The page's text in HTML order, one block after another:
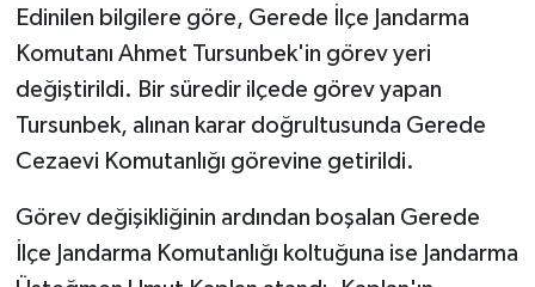
Edinilen bilgilere göre, Gerede İlçe Jandarma
Komutanı Ahmet Tursunbek'in görev yeri
değiştirildi. Bir süredir ilçede görev yapan
Tursunbek, alınan karar doğrultusunda Gerede
Cezaevi Komutanlığı görevine getirildi.
Görev değişikliğinin ardından boşalan Gerede
İlçe Jandarma Komutanlığı koltuğuna ise Jandarma